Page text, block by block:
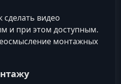
видео
и при этом доступным.
монтажных